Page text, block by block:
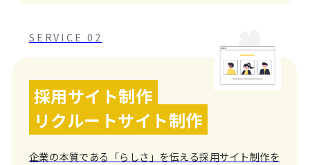
SERVICE 02
採用サイト制作
リクルートサイト制作
企業の本質である「らしさ」を伝える採用サイト制作を